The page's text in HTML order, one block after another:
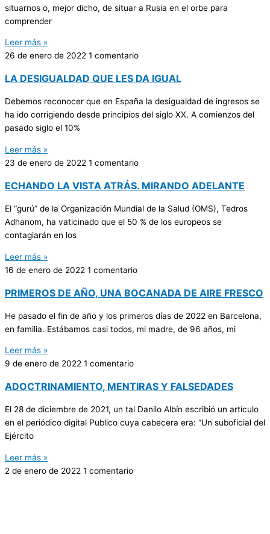
situarnos o, mejor dicho, de situar a Rusia en el orbe para
comprender
Leer más »
26 de enero de 2022 1 comentario
LA DESIGUALDAD QUE LES DA IGUAL
Debemos reconocer que en España la desigualdad de ingresos se
ha ido corrigiendo desde principios del siglo XX. A comienzos del
pasado siglo el 10%
Leer más »
23 de enero de 2022 1 comentario
ECHANDO LA VISTA ATRÁS. MIRANDO ADELANTE
El “gurú” de la Organización Mundial de la Salud (OMS), Tedros
Adhanom, ha vaticinado que el 50 % de los europeos se
contagiarán en los
Leer más »
16 de enero de 2022 1 comentario
PRIMEROS DE AÑO, UNA BOCANADA DE AIRE FRESCO
He pasado el fin de año y los primeros días de 2022 en Barcelona,
en familia. Estábamos casi todos, mi madre, de 96 años, mi
Leer más »
9 de enero de 2022 1 comentario
ADOCTRINAMIENTO, MENTIRAS Y FALSEDADES
El 28 de diciembre de 2021, un tal Danilo Albín escribió un artículo
en el periódico digital Publico cuya cabecera era: “Un suboficial del
Ejército
Leer más »
2 de enero de 2022 1 comentario